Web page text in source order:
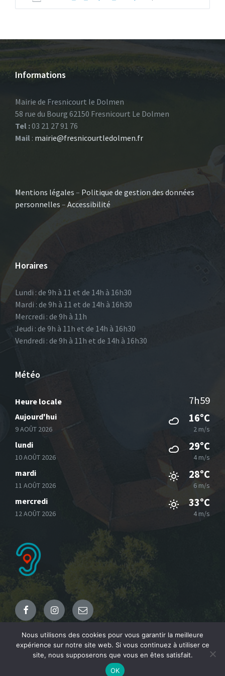
Informations
Mairie de Fresnicourt le Dolmen
58 rue du Bourg 62150 Fresnicourt Le Dolmen
Tel :03 21 27 91 76
Mail : mairie@fresnicourtledolmen.fr
Mentions légales – Politique de gestion des données
personnelles – Accessibilité
Horaires
Lundi : de 9h à 11 et de 14h à 16h30
Mardi : de 9h à 11 et de 14h à 16h30
Mercredi : de 9h à 11h
Jeudi : de 9h à 11h et de 14h à 16h30
Vendredi : de 9h à 11h et de 14h à 16h30
Météo
Heure locale 7h59
Aujourd'hui
9 AOÛT 2026
16°C
2 m/s
lundi
10 AOÛT 2026
29°C
4 m/s
mardi
11 AOÛT 2026
28°C
6 m/s
mercredi
12 AOÛT 2026
33°C
4 m/s
FacebookInstagramEmail
© 2021 Commune de Fresnicourt le Dolmen
Nous utilisons des cookies pour vous garantir la meilleure
expérience sur notre site web. Si vous continuez à utiliser ce
site, nous supposerons que vous en êtes satisfait.
OK